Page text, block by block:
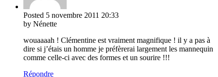
Posted 5 novembre 2011 20:33
by Nénette
wouaaaah ! Clémentine est vraiment magnifique ! il y a pas à
dire si j’étais un homme je préfèrerai largement les mannequin
comme celle-ci avec des formes et un sourire !!!
Répondre